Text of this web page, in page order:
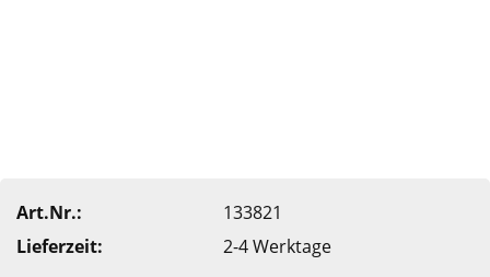
Art.Nr.:
133821
Lieferzeit:
2-4 Werktage